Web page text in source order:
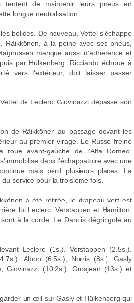
tentent de maintenir leurs pneus en
longue neutralisation.
bolides. De nouveau, Vettel s'échappe
Räikkönen, à la peine avec ses pneus,
manque aussi d'adhérence et
par Hülkenberg. Ricciardo échoue à
vers l'extérieur, doit laisser passer
de Leclerc. Giovinazzi dépasse son
de Räikkönen au passage devant les
au premier virage. Le Russe freine
avant-gauche de l'Alfa Romeo.
dans l'échappatoire avec une
mais perd plusieurs places. La
service pour la troisième fois.
a été retirée, le drapeau vert est
lui Leclerc, Verstappen et Hamilton.
à la corde. Le Danois dégringole au
Leclerc (1s.), Verstappen (2.5s.),
Albon (6.5s.), Norris (8s.), Gasly
Giovinazzi (10.2s.), Grosjean (13s.) et
un œil sur Gasly et Hülkenberg qui